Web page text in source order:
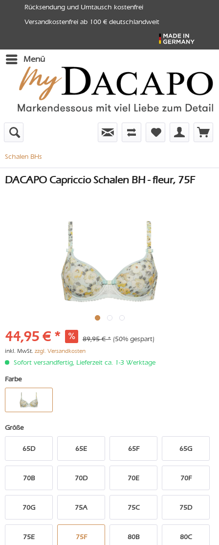
Rücksendung und Umtausch kostenfrei
Versandkostenfrei ab 100 € deutschlandweit
Menü
Schalen BHs
DACAPO Capriccio Schalen BH - fleur, 75F
44,95 € * 89,95 € * (50% gespart)
inkl. MwSt. zzgl. Versandkosten
Sofort versandfertig, Lieferzeit ca. 1-3 Werktage
Farbe
Größe
65D 65E 65F 65G
70B 70D 70E 70F
70G 75A 75C 75D
75E 75F 80B 80C